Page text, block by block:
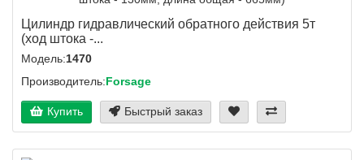
Цилиндр гидравлический обратного действия 5т
(ход штока -...
Модель:1470
Производитель:Forsage
Купить Быстрый заказ